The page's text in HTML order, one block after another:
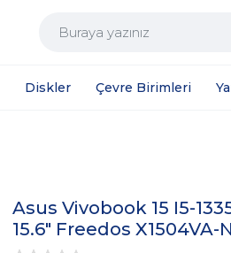
Diskler Çevre Birimleri
Asus Vivobook 15 I5-
15.6" Freedos X1504VA-